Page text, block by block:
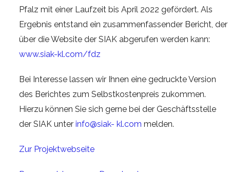
Pfalz mit einer Laufzeit bis April 2022 gefördert. Als
Ergebnis entstand ein zusammenfassender Bericht, der
über die Website der SIAK abgerufen werden kann:
www.siak-kl.com/fdz
Bei Interesse lassen wir Ihnen eine gedruckte Version
des Berichtes zum Selbstkostenpreis zukommen.
Hierzu können Sie sich gerne bei der Geschäftsstelle
der SIAK unter info@siak- kl.com melden.
Zur Projektwebseite